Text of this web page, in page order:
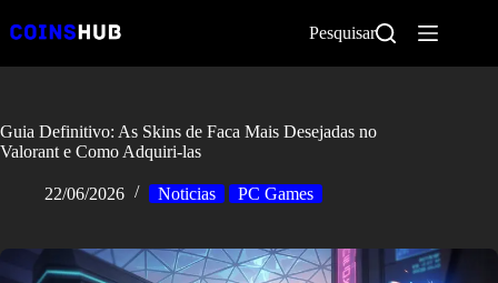
para
conteúdo
Pesquisar
Guia Definitivo: As Skins de Faca Mais Desejadas no
Valorant e Como Adquiri-las
22/06/2026 Noticias PC Games